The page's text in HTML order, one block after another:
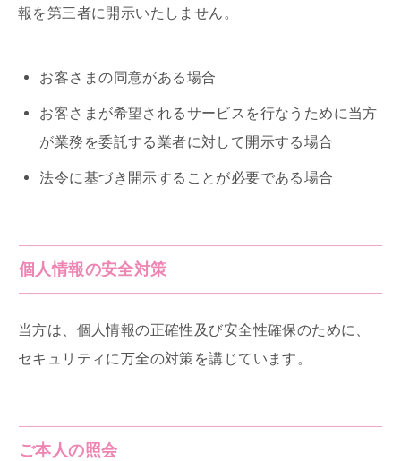
報を第三者に開示いたしません。
お客さまの同意がある場合
お客さまが希望されるサービスを行なうために当方
が業務を委託する業者に対して開示する場合
法令に基づき開示することが必要である場合
個人情報の安全対策
当方は、個人情報の正確性及び安全性確保のために、
セキュリティに万全の対策を講じています。
ご本人の照会